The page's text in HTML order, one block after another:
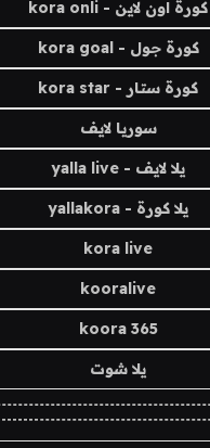
كورة اون لاين - kora onli
كورة جول - kora goal
كورة ستار - kora star
سوريا لايف
يلا لايف - yalla live
يلا كورة - yallakora
kora live
kooralive
koora 365
يلا شوت